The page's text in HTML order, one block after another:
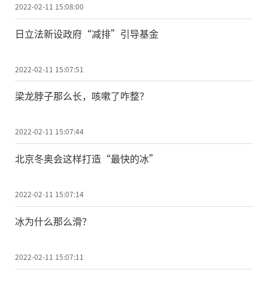
2022-02-11 15:08:00
日立法新设政府“减排”引导基金
2022-02-11 15:07:51
梁龙脖子那么长，咳嗽了咋整？
2022-02-11 15:07:44
北京冬奥会这样打造“最快的冰”
2022-02-11 15:07:14
冰为什么那么滑？
2022-02-11 15:07:11